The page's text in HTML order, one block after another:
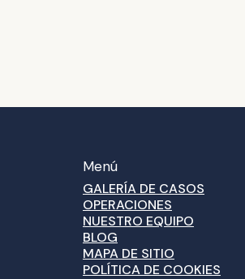
Menú
GALERÍA DE CASOS
OPERACIONES
NUESTRO EQUIPO
BLOG
MAPA DE SITIO
POLÍTICA DE COOKIES